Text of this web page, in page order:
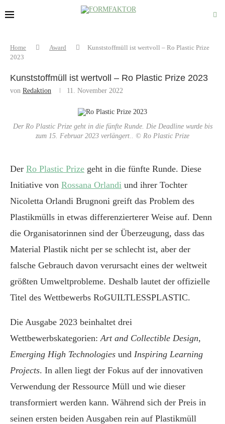
Home Award
Kunststoffmüll ist wertvoll – Ro Plastic Prize
2023
Kunststoffmüll ist wertvoll – Ro Plastic Prize 2023
von Redaktion 11. November 2022
Der Ro Plastic Prize geht in die fünfte Runde. Die Deadline wurde bis
zum 15. Februar 2023 verlängert.. © Ro Plastic Prize
Der Ro Plastic Prize geht in die fünfte Runde. Diese
Initiative von Rossana Orlandi und ihrer Tochter
Nicoletta Orlandi Brugnoni greift das Problem des
Plastikmülls in etwas differenzierterer Weise auf. Denn
die Organisatorinnen sind der Überzeugung, dass das
Material Plastik nicht per se schlecht ist, aber der
falsche Gebrauch davon verursacht eines der weltweit
größten Umweltprobleme. Deshalb lautet der offizielle
Titel des Wettbewerbs RoGUILTLESSPLASTIC.
Die Ausgabe 2023 beinhaltet drei
Wettbewerbskategorien:Art and Collectible Design,
Emerging High Technologies und Inspiring Learning
Projects. In allen liegt der Fokus auf der innovativen
Verwendung der Ressource Müll und wie dieser
transformiert werden kann. Während sich der Preis in
seinen ersten beiden Ausgaben rein auf Plastikmüll